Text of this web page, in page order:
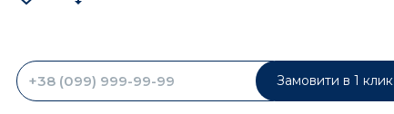
Замовити в 1 клик